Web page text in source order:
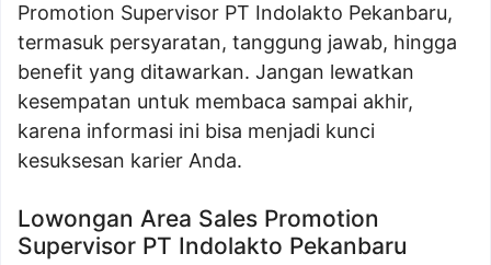
Promotion Supervisor PT Indolakto Pekanbaru,
termasuk persyaratan, tanggung jawab, hingga
benefit yang ditawarkan. Jangan lewatkan
kesempatan untuk membaca sampai akhir,
karena informasi ini bisa menjadi kunci
kesuksesan karier Anda.
Lowongan Area Sales Promotion
Supervisor PT Indolakto Pekanbaru